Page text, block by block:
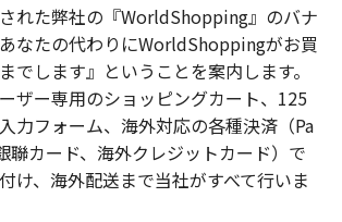
れた弊社の『WorldShopping』のバナ
なたの代わりにWorldShoppingがお買
でします』ということを案内します。
ザー専用のショッピングカート、125
力フォーム、海外対応の各種決済（Pa
聯カード、海外クレジットカード）で
け、海外配送まで当社がすべて行いま